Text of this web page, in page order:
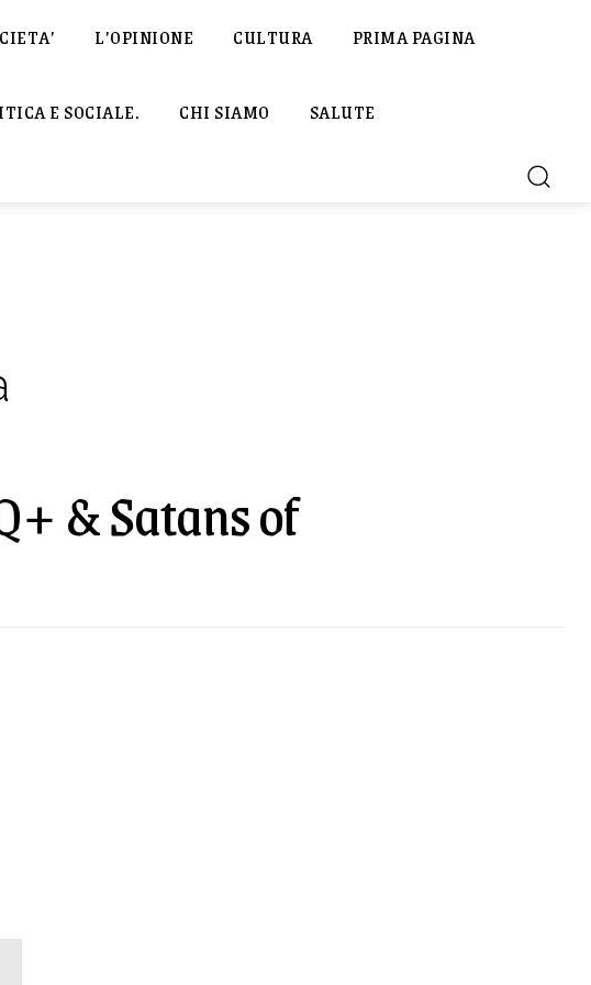
L’OPINIONE CULTURA PRIMA PAGINA
E SOCIALE. CHI SIAMO SALUTE
& Satans of